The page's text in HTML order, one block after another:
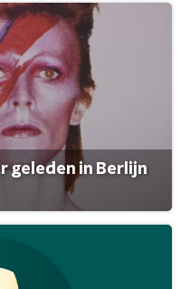
geleden in Berlijn